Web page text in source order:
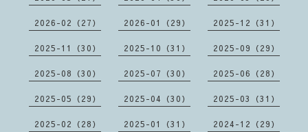
2026-02（27） 2026-01（29） 2025-12（31）
2025-11（30） 2025-10（31） 2025-09（29）
2025-08（30） 2025-07（30） 2025-06（28）
2025-05（29） 2025-04（30） 2025-03（31）
2025-02（28） 2025-01（31） 2024-12（29）